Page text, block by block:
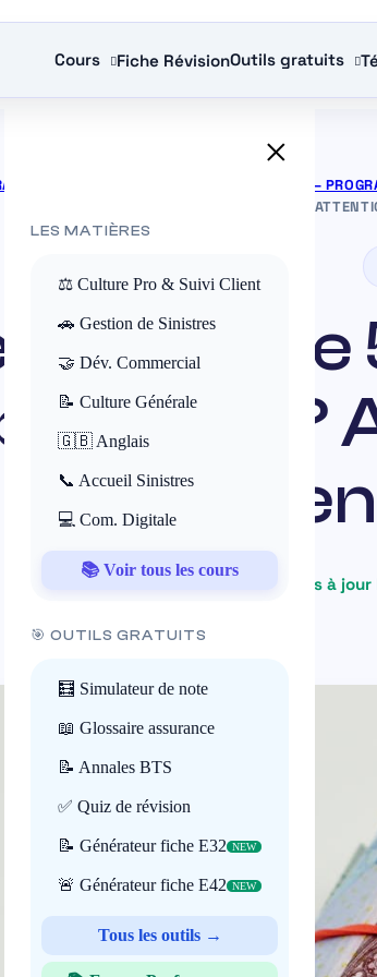
Cours Fiche RévisionOutils gratuits
×
LES MATIÈRES
⚖️ Culture Pro & Suivi Client
🚗 Gestion de Sinistres
🤝 Dév. Commercial
📝 Culture Générale
🇬🇧 Anglais
📞 Accueil Sinistres
💻 Com. Digitale
📚 Voir tous les cours
🎯 OUTILS GRATUITS
🧮 Simulateur de note
📖 Glossaire assurance
📝 Annales BTS
✅ Quiz de révision
📝 Générateur fiche E32 NEW
🚨 Générateur fiche E42 NEW
Tous les outils →
COURS BTS ASSURANCE GRATUITS —
billets
?
Mis à